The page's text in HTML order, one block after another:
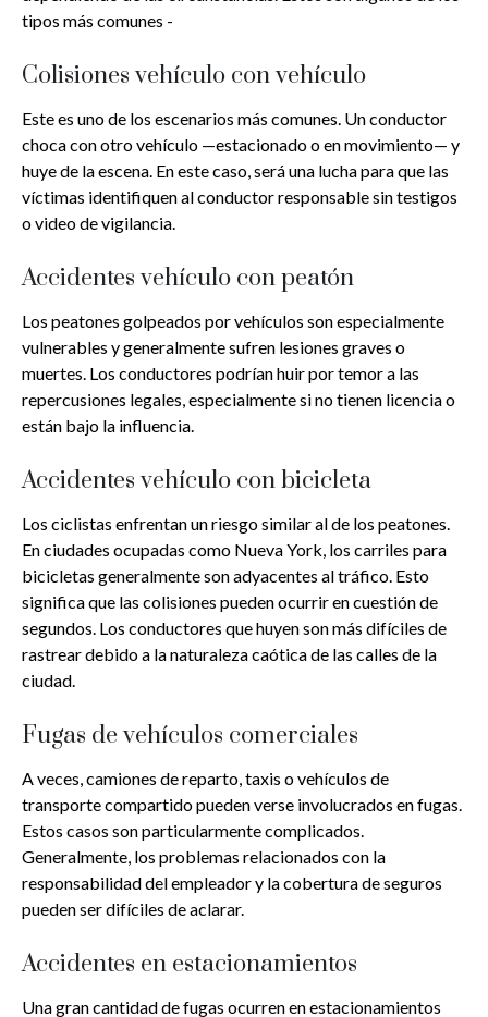
tipos más comunes -
Colisiones vehículo con vehículo
Este es uno de los escenarios más comunes. Un conductor
choca con otro vehículo —estacionado o en movimiento— y
huye de la escena. En este caso, será una lucha para que las
víctimas identifiquen al conductor responsable sin testigos
o video de vigilancia.
Accidentes vehículo con peatón
Los peatones golpeados por vehículos son especialmente
vulnerables y generalmente sufren lesiones graves o
muertes. Los conductores podrían huir por temor a las
repercusiones legales, especialmente si no tienen licencia o
están bajo la influencia.
Accidentes vehículo con bicicleta
Los ciclistas enfrentan un riesgo similar al de los peatones.
En ciudades ocupadas como Nueva York, los carriles para
bicicletas generalmente son adyacentes al tráfico. Esto
significa que las colisiones pueden ocurrir en cuestión de
segundos. Los conductores que huyen son más difíciles de
rastrear debido a la naturaleza caótica de las calles de la
ciudad.
Fugas de vehículos comerciales
A veces, camiones de reparto, taxis o vehículos de
transporte compartido pueden verse involucrados en fugas.
Estos casos son particularmente complicados.
Generalmente, los problemas relacionados con la
responsabilidad del empleador y la cobertura de seguros
pueden ser difíciles de aclarar.
Accidentes en estacionamientos
Una gran cantidad de fugas ocurren en estacionamientos